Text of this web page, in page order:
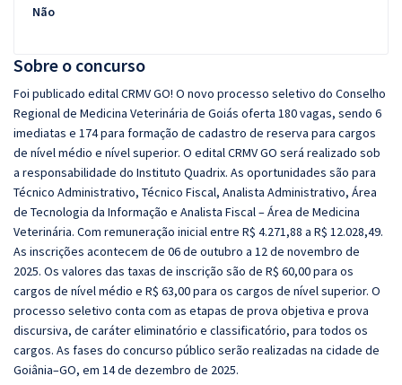
Sobre o concurso
Foi publicado edital CRMV GO! O novo processo seletivo do Conselho
Regional de Medicina Veterinária de Goiás oferta 180 vagas, sendo 6
imediatas e 174 para formação de cadastro de reserva para cargos
de nível médio e nível superior. O edital CRMV GO será realizado sob
a responsabilidade do Instituto Quadrix. As oportunidades são para
Técnico Administrativo, Técnico Fiscal, Analista Administrativo, Área
de Tecnologia da Informação e Analista Fiscal – Área de Medicina
Veterinária. Com remuneração inicial entre R$ 4.271,88 a R$ 12.028,49.
As inscrições acontecem de 06 de outubro a 12 de novembro de
2025. Os valores das taxas de inscrição são de R$ 60,00 para os
cargos de nível médio e R$ 63,00 para os cargos de nível superior. O
processo seletivo conta com as etapas de prova objetiva e prova
discursiva, de caráter eliminatório e classificatório, para todos os
cargos. As fases do concurso público serão realizadas na cidade de
Goiânia–GO, em 14 de dezembro de 2025.
Não